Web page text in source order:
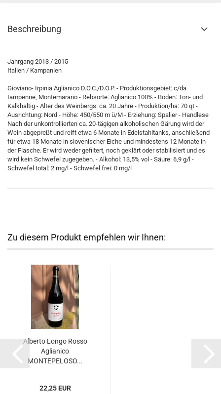
Beschreibung
Jahrgang 2013 / 2015
Italien / Kampanien
Gioviano- Irpinia Aglianico D.O.C./D.O.P. - Produktionsgebiet: c/da
Iampenne, Montemarano - Rebsorte: Aglianico 100% - Boden: Ton- und
Kalkhaltig - Alter des Weinbergs: ca. 20 Jahre - Produktion/ha: 70 qt -
Ausrichtung: Nord - Höhe: 450/550 m ü/M - Erziehung: Spalier - Handlese
Nach der unkontrollierten ca. 20-tägigen alkoholischen Gärung wird der
Wein abgepreßt und reift etwa 6 Monate in Edelstahltanks, anschließend
für etwa 18 Monate in slovenischer Eiche und mindestens 12 Monate in
der Flasche. Er wird weder gefiltert, noch geklärt oder stabilisiert und es
wird kein Schwefel zugegeben. - Alkohol: 13,5% vol - Säure: 6,9 g/l -
Schwefel total: 2 mg/l - Schwefel frei: 0 mg/l
Zu diesem Produkt empfehlen wir Ihnen:
Alberto Longo Rosso
Aglianico
MONTEPELOSO...
22,25 EUR